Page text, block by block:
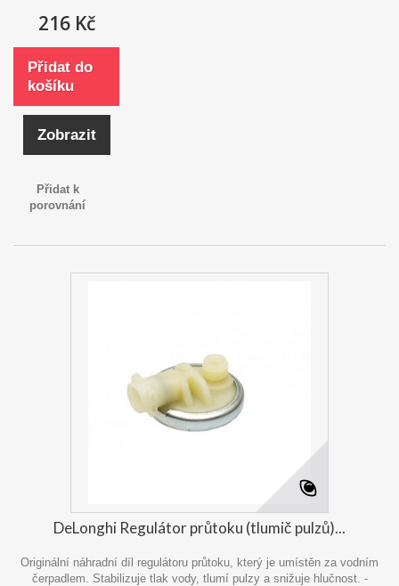
216 Kč
Přidat do
košíku
Zobrazit
Přidat k
porovnání
DeLonghi Regulátor průtoku (tlumič pulzů)...
Originální náhradní díl regulátoru průtoku, který je umístěn za vodním
čerpadlem. Stabilizuje tlak vody, tlumí pulzy a snižuje hlučnost. -